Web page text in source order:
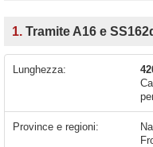
1. Tramite A16 e
Lunghezza:
Province e regioni: